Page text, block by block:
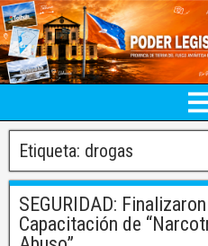
Etiqueta: drogas
SEGURIDAD:
Capacitación de